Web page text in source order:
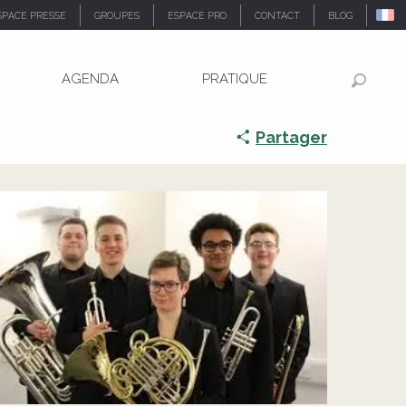
PRESSE GROUPES ESPACE PRO CONTACT BLOG
AGENDA PRATIQUE
Partager